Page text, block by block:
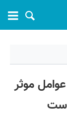
موثر